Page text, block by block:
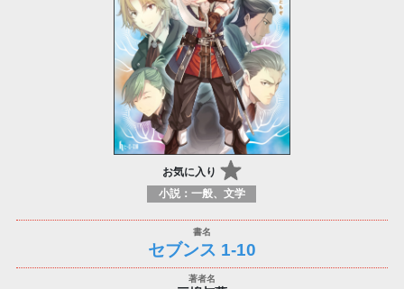
お気に入り
小説：一般、文学
セブンス 1-10